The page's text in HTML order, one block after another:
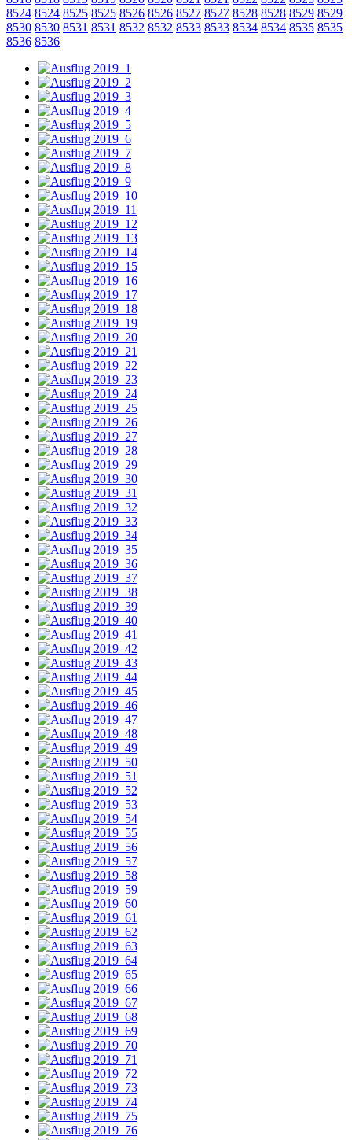
8524 8524 8525 8525 8526 8526 8527 8527 8528 8528 8529 8529
8530 8530 8531 8531 8532 8532 8533 8533 8534 8534 8535 8535
8536 8536